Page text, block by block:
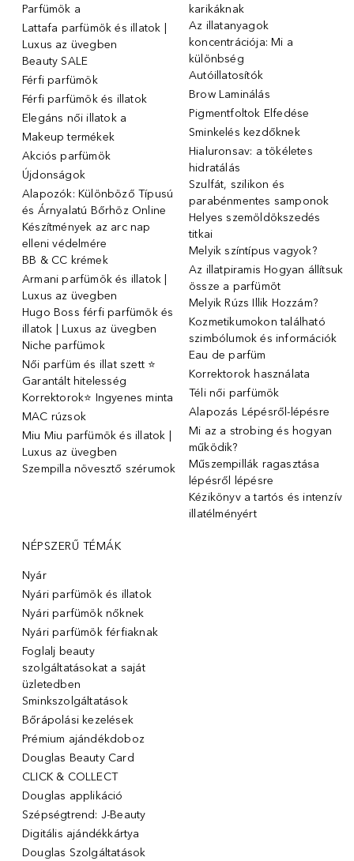
Parfümök ️a
Lattafa parfümök és illatok |
Luxus az üvegben
Beauty SALE
Férfi parfümök
Férfi parfümök és illatok
Elegáns női illatok ️a
Makeup termékek
Akciós parfümök
Újdonságok
Alapozók: Különböző Típusú
és Árnyalatú Bőrhöz Online
Készítmények az arc nap
elleni védelmére
BB & CC krémek
Armani parfümök és illatok |
Luxus az üvegben
Hugo Boss férfi parfümök és
illatok | Luxus az üvegben
Niche parfümok
Női parfüm és illat szett ⭐
Garantált hitelesség
Korrektorok⭐ Ingyenes minta
MAC rúzsok
Miu Miu parfümök és illatok |
Luxus az üvegben
Szempilla növesztő szérumok
karikáknak
Az illatanyagok
koncentrációja: Mi a
különbség
Autóillatosítók
Brow Laminálás
Pigmentfoltok Elfedése
Sminkelés kezdőknek
Hialuronsav: a tökéletes
hidratálás
Szulfát, szilikon és
parabénmentes samponok
Helyes szemöldökszedés
titkai
Melyik színtípus vagyok?
Az illatpiramis Hogyan állítsuk
össze a parfümöt
Melyik Rúzs Illik Hozzám?
Kozmetikumokon található
szimbólumok és információk
Eau de parfüm
Korrektorok használata
Téli női parfümök
Alapozás Lépésről-lépésre
Mi az a strobing és hogyan
működik?
Műszempillák ragasztása
lépésről lépésre
Kézikönyv a tartós és intenzív
illatélményért
NÉPSZERŰ TÉMÁK
Nyár
Nyári parfümök és illatok
Nyári parfümök nőknek
Nyári parfümök férfiaknak
Foglalj beauty
szolgáltatásokat a saját
üzletedben
Sminkszolgáltatások
Bőrápolási kezelések
Prémium ajándékdoboz
Douglas Beauty Card
CLICK & COLLECT
Douglas applikáció
Szépségtrend: J-Beauty
Digitális ajándékkártya
Douglas Szolgáltatások